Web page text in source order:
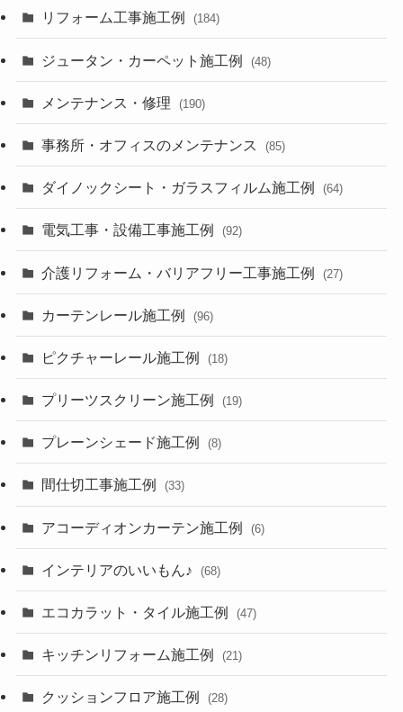
リフォーム工事施工例 (184)
ジュータン・カーペット施工例 (48)
メンテナンス・修理 (190)
事務所・オフィスのメンテナンス (85)
ダイノックシート・ガラスフィルム施工例 (64)
電気工事・設備工事施工例 (92)
介護リフォーム・バリアフリー工事施工例 (27)
カーテンレール施工例 (96)
ピクチャーレール施工例 (18)
プリーツスクリーン施工例 (19)
プレーンシェード施工例 (8)
間仕切工事施工例 (33)
アコーディオンカーテン施工例 (6)
インテリアのいいもん♪ (68)
エコカラット・タイル施工例 (47)
キッチンリフォーム施工例 (21)
クッションフロア施工例 (28)